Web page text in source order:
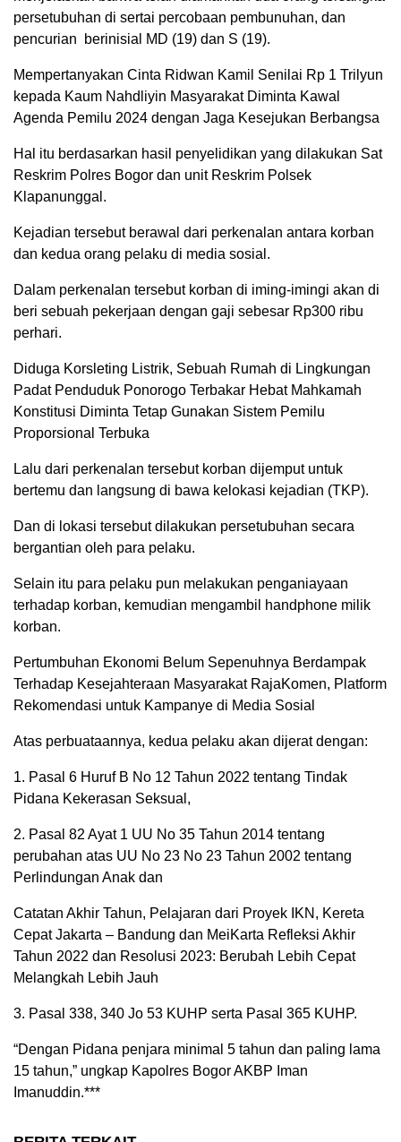
persetubuhan di sertai percobaan pembunuhan, dan
pencurian berinisial MD (19) dan S (19).
Mempertanyakan Cinta Ridwan Kamil Senilai Rp 1 Trilyun
kepada Kaum Nahdliyin Masyarakat Diminta Kawal
Agenda Pemilu 2024 dengan Jaga Kesejukan Berbangsa
Hal itu berdasarkan hasil penyelidikan yang dilakukan Sat
Reskrim Polres Bogor dan unit Reskrim Polsek
Klapanunggal.
Kejadian tersebut berawal dari perkenalan antara korban
dan kedua orang pelaku di media sosial.
Dalam perkenalan tersebut korban di iming-imingi akan di
beri sebuah pekerjaan dengan gaji sebesar Rp300 ribu
perhari.
Diduga Korsleting Listrik, Sebuah Rumah di Lingkungan
Padat Penduduk Ponorogo Terbakar Hebat Mahkamah
Konstitusi Diminta Tetap Gunakan Sistem Pemilu
Proporsional Terbuka
Lalu dari perkenalan tersebut korban dijemput untuk
bertemu dan langsung di bawa kelokasi kejadian (TKP).
Dan di lokasi tersebut dilakukan persetubuhan secara
bergantian oleh para pelaku.
Selain itu para pelaku pun melakukan penganiayaan
terhadap korban, kemudian mengambil handphone milik
korban.
Pertumbuhan Ekonomi Belum Sepenuhnya Berdampak
Terhadap Kesejahteraan Masyarakat RajaKomen, Platform
Rekomendasi untuk Kampanye di Media Sosial
Atas perbuataannya, kedua pelaku akan dijerat dengan:
1. Pasal 6 Huruf B No 12 Tahun 2022 tentang Tindak
Pidana Kekerasan Seksual,
2. Pasal 82 Ayat 1 UU No 35 Tahun 2014 tentang
perubahan atas UU No 23 No 23 Tahun 2002 tentang
Perlindungan Anak dan
Catatan Akhir Tahun, Pelajaran dari Proyek IKN, Kereta
Cepat Jakarta – Bandung dan MeiKarta Refleksi Akhir
Tahun 2022 dan Resolusi 2023: Berubah Lebih Cepat
Melangkah Lebih Jauh
3. Pasal 338, 340 Jo 53 KUHP serta Pasal 365 KUHP.
“Dengan Pidana penjara minimal 5 tahun dan paling lama
15 tahun,” ungkap Kapolres Bogor AKBP Iman
Imanuddin.***